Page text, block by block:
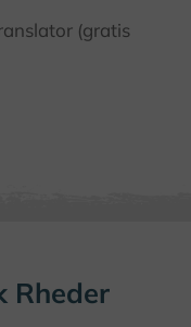
(gratis
Rheder